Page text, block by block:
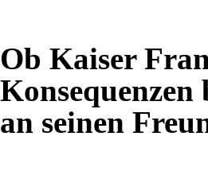
Ob Kaiser
Konsequenzen
an seinen